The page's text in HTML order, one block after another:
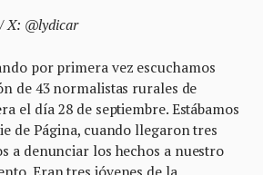
X: @lydicar
por primera vez escuchamos
de 43 normalistas rurales de
el día 28 de septiembre. Estábamos
de Página, cuando llegaron tres
a denunciar los hechos a nuestro